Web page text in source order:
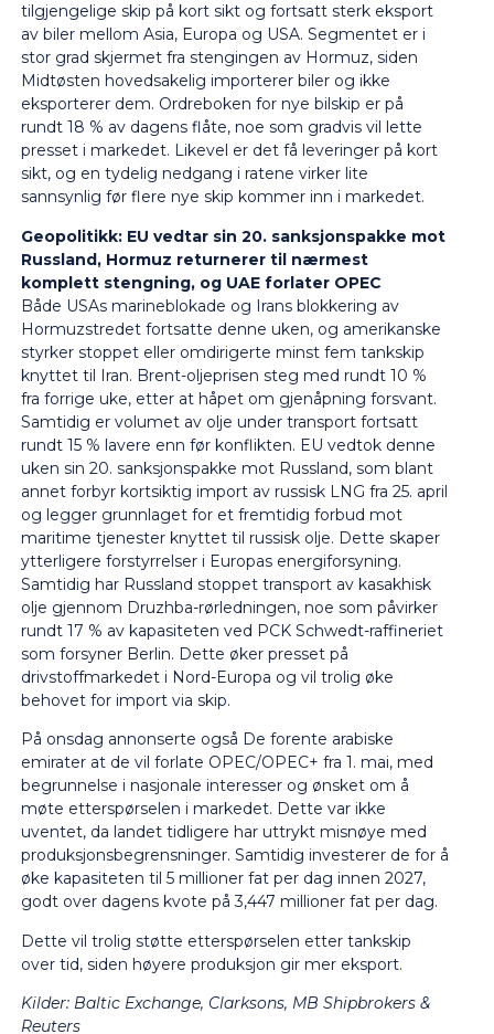
tilgjengelige skip på kort sikt og fortsatt sterk eksport
av biler mellom Asia, Europa og USA. Segmentet er i
stor grad skjermet fra stengingen av Hormuz, siden
Midtøsten hovedsakelig importerer biler og ikke
eksporterer dem. Ordreboken for nye bilskip er på
rundt 18 % av dagens flåte, noe som gradvis vil lette
presset i markedet. Likevel er det få leveringer på kort
sikt, og en tydelig nedgang i ratene virker lite
sannsynlig før flere nye skip kommer inn i markedet.
Geopolitikk: EU vedtar sin 20. sanksjonspakke mot
Russland, Hormuz returnerer til nærmest
komplett stengning, og UAE forlater OPEC
Både USAs marineblokade og Irans blokkering av
Hormuzstredet fortsatte denne uken, og amerikanske
styrker stoppet eller omdirigerte minst fem tankskip
knyttet til Iran. Brent-oljeprisen steg med rundt 10 %
fra forrige uke, etter at håpet om gjenåpning forsvant.
Samtidig er volumet av olje under transport fortsatt
rundt 15 % lavere enn før konflikten. EU vedtok denne
uken sin 20. sanksjonspakke mot Russland, som blant
annet forbyr kortsiktig import av russisk LNG fra 25. april
og legger grunnlaget for et fremtidig forbud mot
maritime tjenester knyttet til russisk olje. Dette skaper
ytterligere forstyrrelser i Europas energiforsyning.
Samtidig har Russland stoppet transport av kasakhisk
olje gjennom Druzhba-rørledningen, noe som påvirker
rundt 17 % av kapasiteten ved PCK Schwedt-raffineriet
som forsyner Berlin. Dette øker presset på
drivstoffmarkedet i Nord-Europa og vil trolig øke
behovet for import via skip.
På onsdag annonserte også De forente arabiske
emirater at de vil forlate OPEC/OPEC+ fra 1. mai, med
begrunnelse i nasjonale interesser og ønsket om å
møte etterspørselen i markedet. Dette var ikke
uventet, da landet tidligere har uttrykt misnøye med
produksjonsbegrensninger. Samtidig investerer de for å
øke kapasiteten til 5 millioner fat per dag innen 2027,
godt over dagens kvote på 3,447 millioner fat per dag.
Dette vil trolig støtte etterspørselen etter tankskip
over tid, siden høyere produksjon gir mer eksport.
Kilder: Baltic Exchange, Clarksons, MB Shipbrokers &
Reuters